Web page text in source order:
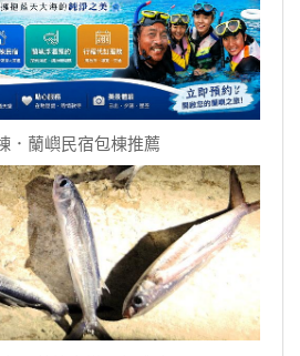
．蘭嶼民宿包棟推薦